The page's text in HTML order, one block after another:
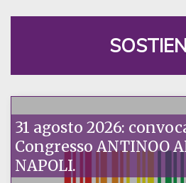
31 agosto 2026:
Congresso ANTINOO
NAPOLI.